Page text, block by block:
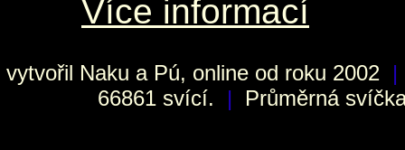
Více informací
vytvořil Naku a Pú, online od roku 2002 |
66861 svící.
| Průměrná